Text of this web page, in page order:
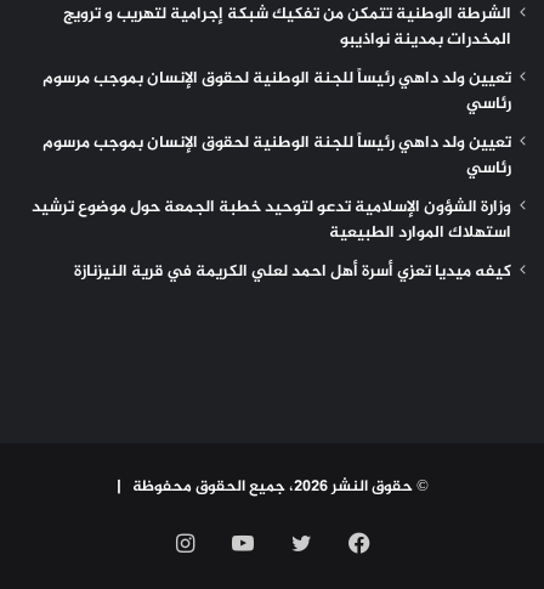
الشرطة الوطنية تتمكن من تفكيك شبكة إجرامية لتهريب و ترويج
المخدرات بمدينة نواذيبو
تعيين ولد داهي رئيساً للجنة الوطنية لحقوق الإنسان بموجب مرسوم
رئاسي
تعيين ولد داهي رئيساً للجنة الوطنية لحقوق الإنسان بموجب مرسوم
رئاسي
وزارة الشؤون الإسلامية تدعو لتوحيد خطبة الجمعة حول موضوع ترشيد
استهلاك الموارد الطبيعية
كيفه ميديا تعزي أسرة أهل احمد لعلي الكريمة في قرية النيزنازة
© حقوق النشر 2026، جميع الحقوق محفوظة |
فيسبوك تويتر يوتيوب